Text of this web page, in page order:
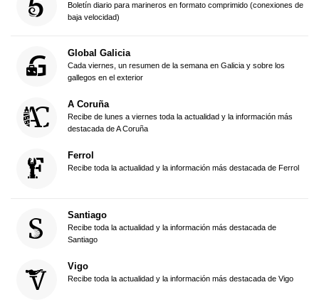
Boletín diario para marineros en formato comprimido (conexiones de
baja velocidad)
Global Galicia
Cada viernes, un resumen de la semana en Galicia y sobre los
gallegos en el exterior
A Coruña
Recibe de lunes a viernes toda la actualidad y la información más
destacada de A Coruña
Ferrol
Recibe toda la actualidad y la información más destacada de Ferrol
Santiago
Recibe toda la actualidad y la información más destacada de
Santiago
Vigo
Recibe toda la actualidad y la información más destacada de Vigo